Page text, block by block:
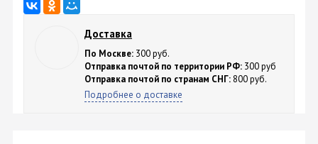
Доставка
По Москве: 300 руб.
Отправка почтой по территории РФ: 300 руб
Отправка почтой по странам СНГ: 800 руб.
Подробнее о доставке